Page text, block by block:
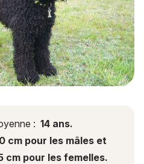
: 14 ans.
cm pour les mâles et
cm pour les femelles.